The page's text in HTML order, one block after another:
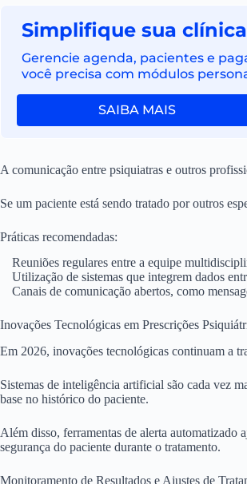
Simplifique sua
Gerencie agenda, pacientes e
você precisa com módulos
SAIBA MAIS
A comunicação entre psiquiatras e outros
Se um paciente está sendo tratado por outros
Práticas recomendadas:
Reuniões regulares entre a equipe
Utilização de sistemas que integrem dados
Canais de comunicação abertos, como
Inovações Tecnológicas em Prescrições
Em 2026, inovações tecnológicas continuam a
Sistemas de inteligência artificial são cada vez
base no histórico do paciente.
Além disso, ferramentas de alerta automatizado
segurança do paciente durante o tratamento.
Monitoramento de Resultados e Ajustes de